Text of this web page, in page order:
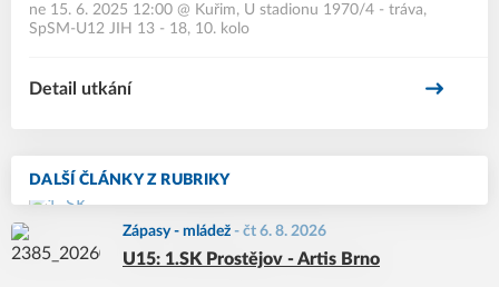
ne 15. 6. 2025 12:00 @ Kuřim, U stadionu 1970/4 - tráva,
SpSM-U12 JIH 13 - 18, 10. kolo
Detail utkání
DALŠÍ ČLÁNKY Z RUBRIKY
Zápasy - mládež - čt 6. 8. 2026
U15: 1.SK Prostějov - Artis Brno